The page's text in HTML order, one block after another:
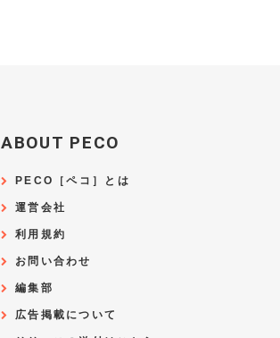
ABOUT PECO
PECO［ペコ］とは
運営会社
利用規約
お問い合わせ
編集部
広告掲載について